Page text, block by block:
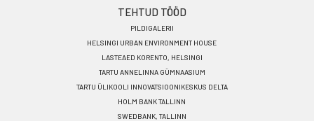
TEHTUD TÖÖD
PILDIGALERII
HELSINGI URBAN ENVIRONMENT HOUSE
LASTEAED KORENTO, HELSINGI
TARTU ANNELINNA GÜMNAASIUM
TARTU ÜLIKOOLI INNOVATSIOONIKESKUS DELTA
HOLM BANK TALLINN
SWEDBANK, TALLINN